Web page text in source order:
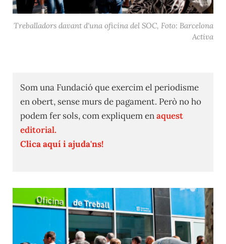
Treballadors davant d'una oficina del SOC, Foto: Barcelona
Activa
Som una Fundació que exercim el periodisme
en obert, sense murs de pagament. Però no ho
podem fer sols, com expliquem enaquest
editorial.
Clica aquí i ajuda'ns!